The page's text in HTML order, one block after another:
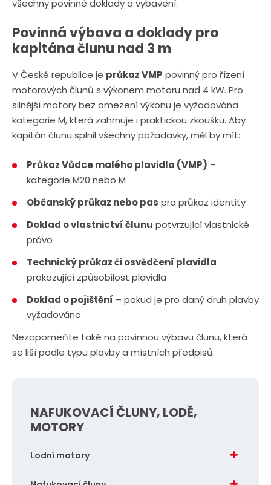
všechny povinné doklady a vybavení.
Povinná výbava a doklady pro
kapitána člunu nad 3 m
V České republice je průkaz VMP povinný pro řízení
motorových člunů s výkonem motoru nad 4 kW. Pro
silnější motory bez omezení výkonu je vyžadována
kategorie M, která zahrnuje i praktickou zkoušku. Aby
kapitán člunu splnil všechny požadavky, měl by mít:
Průkaz Vůdce malého plavidla (VMP) –
kategorie M20 nebo M
Občanský průkaz nebo pas pro průkaz identity
Doklad o vlastnictví člunu potvrzující vlastnické
právo
Technický průkaz či osvědčení plavidla
prokazující způsobilost plavidla
Doklad o pojištění – pokud je pro daný druh plavby
vyžadováno
Nezapomeňte také na povinnou výbavu člunu, která
se liší podle typu plavby a místních předpisů.
NAFUKOVACÍ ČLUNY, LODĚ,
MOTORY
Lodní motory